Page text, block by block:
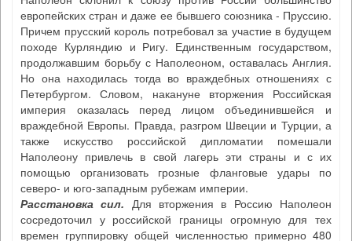
европейских стран и даже ее бывшего союзника - Пруссию.
Причем прусский король потребовал за участие в будущем
походе Курляндию и Ригу. Единственным государством,
продолжавшим борьбу с Наполеоном, оставалась Англия.
Но она находилась тогда во враждебных отношениях с
Петербургом. Словом, накануне вторжения Российская
империя оказалась перед лицом объединившейся и
враждебной Европы. Правда, разгром Швеции и Турции, а
также искусство российской дипломатии помешали
Наполеону привлечь в свой лагерь эти страны и с их
помощью организовать грозные фланговые удары по
северо- и юго-западным рубежам империи.
Расстановка сил. Для вторжения в Россию Наполеон
сосредоточил у российской границы огромную для тех
времен группировку общей численностью примерно 480